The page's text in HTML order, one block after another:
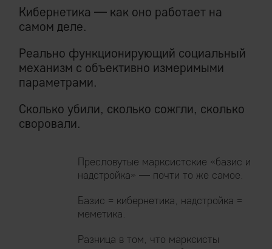
Кибернетика — как оно работает на
самом деле.
Реально функционирующий социальный
механизм с объективно измеримыми
параметрами.
Сколько убили, сколько сожгли, сколько
своровали.
Пресловутые марксистские «базис и
надстройка» — почти то же самое.
Базис = кибернетика, надстройка =
меметика.
Разница в том, что марксисты